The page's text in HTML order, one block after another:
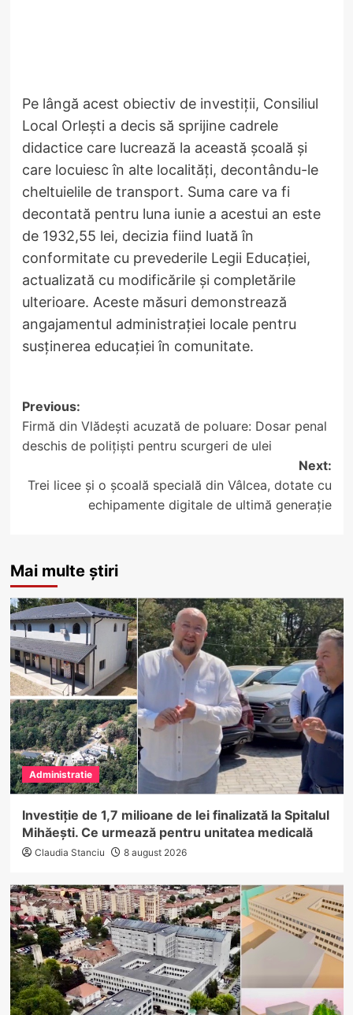
Pe lângă acest obiectiv de investiții, Consiliul
Local Orlești a decis să sprijine cadrele
didactice care lucrează la această școală și
care locuiesc în alte localități, decontându-le
cheltuielile de transport. Suma care va fi
decontată pentru luna iunie a acestui an este
de 1932,55 lei, decizia fiind luată în
conformitate cu prevederile Legii Educației,
actualizată cu modificările și completările
ulterioare. Aceste măsuri demonstrează
angajamentul administrației locale pentru
susținerea educației în comunitate.
Post
navigation
Previous:
Firmă din Vlădești acuzată de poluare: Dosar penal
deschis de polițiști pentru scurgeri de ulei
Next:
Trei licee și o școală specială din Vâlcea, dotate cu
echipamente digitale de ultimă generație
Mai multe știri
Administratie
Investiție de 1,7 milioane de lei finalizată la Spitalul
Mihăești. Ce urmează pentru unitatea medicală
Claudia Stanciu 8 august 2026